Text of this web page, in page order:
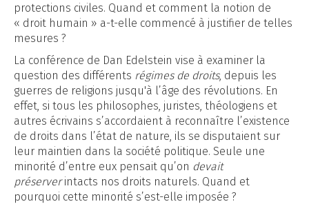
protections civiles. Quand et comment la notion de
« droit humain » a-t-elle commencé à justifier de telles
mesures ?
La conférence de Dan Edelstein vise à examiner la
question des différents régimes de droits, depuis les
guerres de religions jusqu'à l’âge des révolutions. En
effet, si tous les philosophes, juristes, théologiens et
autres écrivains s’accordaient à reconnaître l’existence
de droits dans l’état de nature, ils se disputaient sur
leur maintien dans la société politique. Seule une
minorité d’entre eux pensait qu’on devait
préserverintacts nos droits naturels. Quand et
pourquoi cette minorité s’est-elle imposée ?